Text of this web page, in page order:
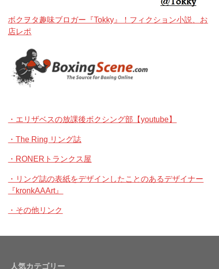
ボクヲタ趣味ブロガー『Tokky』！フィクション小説、お
店レポ
・エリザベスの放課後ボクシング部【youtube】
・The Ring リング誌
・RONERトランクス屋
・リング誌の表紙をデザインしたことのあるデザイナー
『kronkAAArt』
・その他リンク
人気カテゴリー